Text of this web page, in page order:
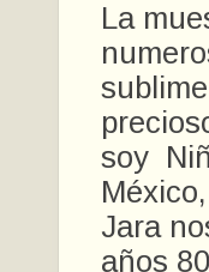
La
soy
Jara
años